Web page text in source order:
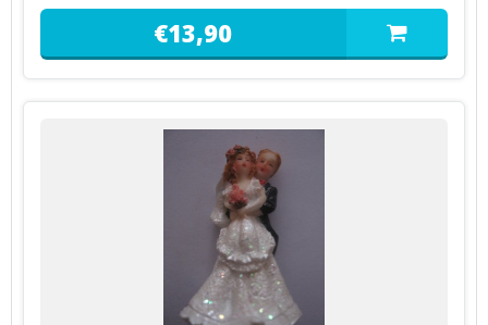
€13,90